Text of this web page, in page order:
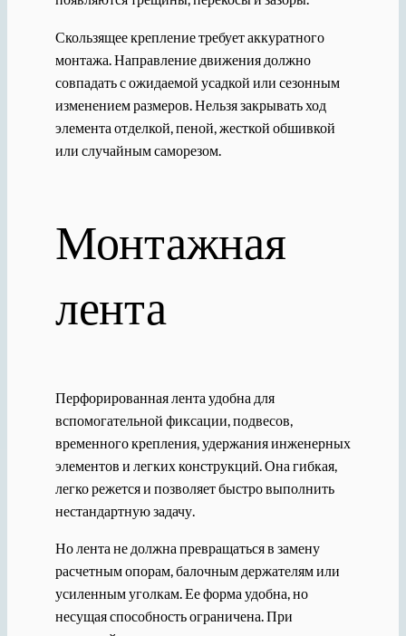
Скользящее крепление требует аккуратного
монтажа. Направление движения должно
совпадать с ожидаемой усадкой или сезонным
изменением размеров. Нельзя закрывать ход
элемента отделкой, пеной, жесткой обшивкой
или случайным саморезом.
Монтажная
лента
Перфорированная лента удобна для
вспомогательной фиксации, подвесов,
временного крепления, удержания инженерных
элементов и легких конструкций. Она гибкая,
легко режется и позволяет быстро выполнить
нестандартную задачу.
Но лента не должна превращаться в замену
расчетным опорам, балочным держателям или
усиленным уголкам. Ее форма удобна, но
несущая способность ограничена. При